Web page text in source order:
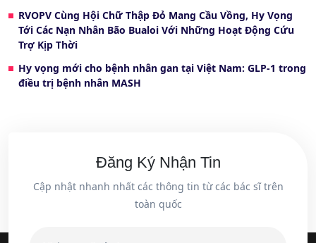
RVOPV Cùng Hội Chữ Thập Đỏ Mang Cầu Vồng, Hy Vọng
Tới Các Nạn Nhân Bão Bualoi Với Những Hoạt Động Cứu
Trợ Kịp Thời
Hy vọng mới cho bệnh nhân gan tại Việt Nam: GLP-1 trong
điều trị bệnh nhân MASH
Đăng Ký Nhận Tin
Cập nhật nhanh nhất các thông tin từ các bác sĩ trên
toàn quốc